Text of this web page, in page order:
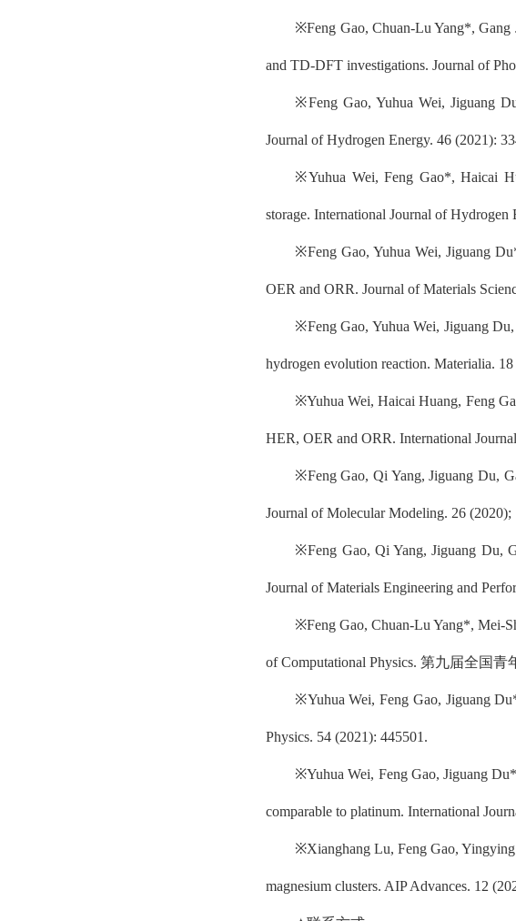
※Feng Gao, Chuan-Lu Yang*,
and TD-DFT investigations. Journal of
※Feng Gao, Yuhua Wei, Jiguang
Journal of Hydrogen Energy. 46 (2021):
※Yuhua Wei, Feng Gao*,Haicai
storage. International Journal of Hydrogen
※Feng Gao, Yuhua Wei, Jiguang
OER and ORR. Journal of Materials
※Feng Gao, Yuhua Wei, Jiguang
hydrogen evolution reaction. Materialia.
※Yuhua Wei, Haicai Huang, Feng
HER, OER and ORR. International
※Feng Gao, Qi Yang, Jiguang Du,
Journal of Molecular Modeling. 26 (2020);
※Feng Gao, Qi Yang, Jiguang Du,
Journal of Materials Engineering and
※Feng Gao, Chuan-Lu Yang*, Mei-
of Computational Physics. 第九届全国
※Yuhua Wei, Feng Gao, Jiguang
Physics. 54 (2021): 445501 .
※Yuhua Wei, Feng Gao, Jiguang
comparable to platinum. International
※Xianghang Lu, Feng Gao,
magnesium clusters. AIP Advances. 12